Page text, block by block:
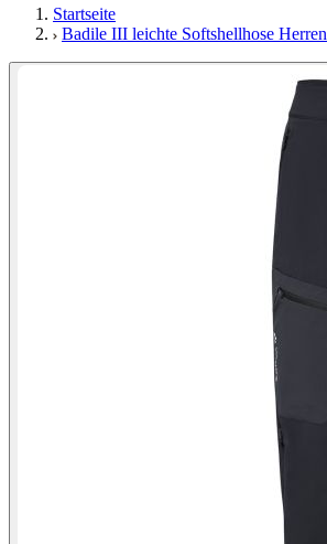
Startseite
Badile III leichte Softshellhose Herren